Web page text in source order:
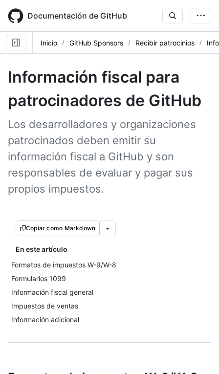
main
content
Documentación de GitHub
Inicio GitHub Sponsors Recibir patrocinios
Información fiscal para
patrocinadores de GitHub
Los desarrolladores y organizaciones
patrocinados deben emitir su
información fiscal a GitHub y son
responsables de evaluar y pagar sus
propios impuestos.
Copiar como Markdown
En este artículo
Formatos de impuestos W-9/W-8
Formularios 1099
Información fiscal general
Impuestos de ventas
Información adicional